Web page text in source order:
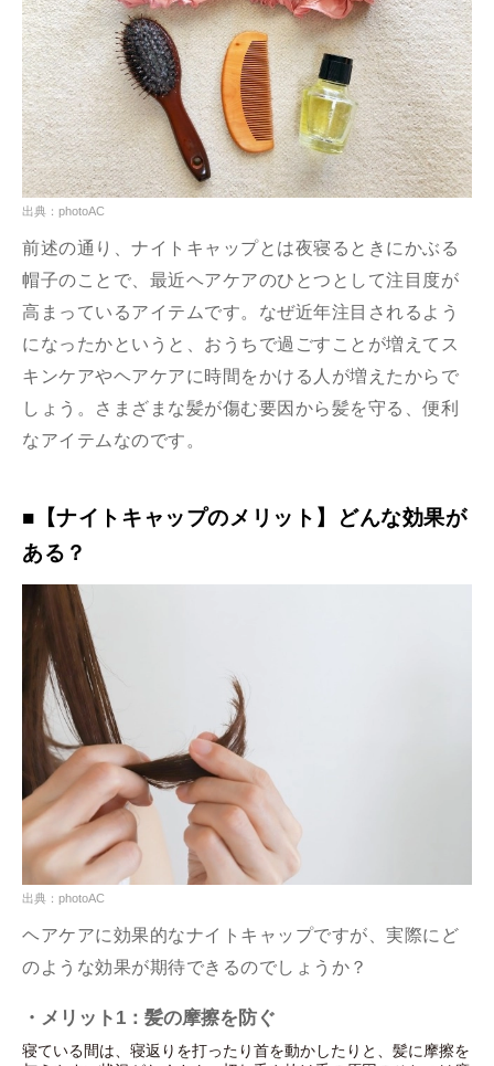
出典：photoAC
前述の通り、ナイトキャップとは夜寝るときにかぶる
帽子のことで、最近ヘアケアのひとつとして注目度が
高まっているアイテムです。なぜ近年注目されるよう
になったかというと、おうちで過ごすことが増えてス
キンケアやヘアケアに時間をかける人が増えたからで
しょう。さまざまな髪が傷む要因から髪を守る、便利
なアイテムなのです。
■【ナイトキャップのメリット】どんな効果が
ある？
出典：photoAC
ヘアケアに効果的なナイトキャップですが、実際にど
のような効果が期待できるのでしょうか？
・メリット1：髪の摩擦を防ぐ
寝ている間は、寝返りを打ったり首を動かしたりと、髪に摩擦を